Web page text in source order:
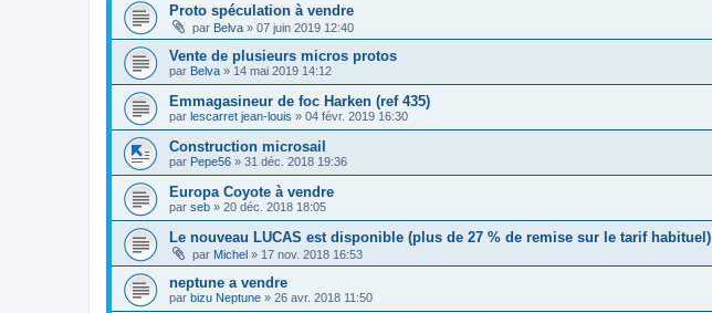
Proto spéculation à vendre
par Belva » 07 juin 2019 12:40
Vente de plusieurs micros protos
par Belva » 14 mai 2019 14:12
Emmagasineur de foc Harken (ref 435)
par lescarret jean-louis » 04 févr. 2019 16:30
Construction microsail
par Pepe56 » 31 déc. 2018 19:36
Europa Coyote à vendre
par seb » 20 déc. 2018 18:05
Le nouveau LUCAS est disponible (plus de 27 % de remise sur le tarif habituel)
par Michel » 17 nov. 2018 16:53
neptune a vendre
par bizu Neptune » 26 avr. 2018 11:50